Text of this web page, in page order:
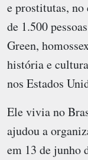
e prostitutas,
de 1.500
Green,
história e
nos Estados
Ele vivia no
ajudou a
em 13 de junho